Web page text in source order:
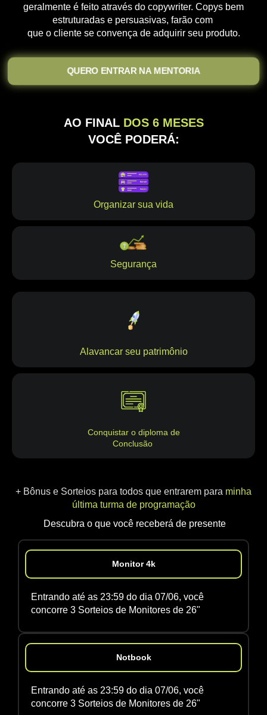
geralmente é feito através do copywriter. Copys bem
estruturadas e persuasivas, farão com
que o cliente se convença de adquirir seu produto.
QUERO ENTRAR NA MENTORIA
AO FINALDOS 6 MESES
VOCÊ PODERÁ:
Organizar sua vida
Segurança
Alavancar seu patrimônio
Conquistar o diploma de
Conclusão
+ Bônus e Sorteios para todos que entrarem para minha
última turma de programação
Descubra o que você receberá de presente
Monitor 4k
Entrando até as 23:59 do dia 07/06, você
concorre 3 Sorteios de Monitores de 26"
Notbook
Entrando até as 23:59 do dia 07/06, você
concorre 3 Sorteios de Monitores de 26"